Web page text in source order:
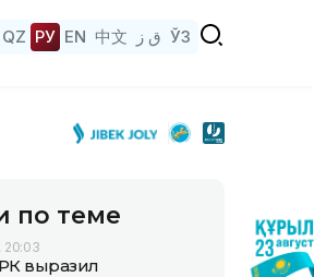
QZ РУ EN 中文 ق ز ЎЗ
по теме
20:03
выразил